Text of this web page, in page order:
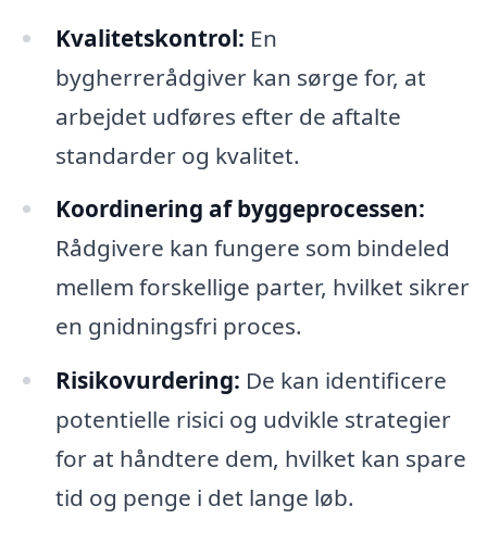
Kvalitetskontrol: En
bygherrerådgiver kan sørge for, at
arbejdet udføres efter de aftalte
standarder og kvalitet.
Koordinering af byggeprocessen:
Rådgivere kan fungere som bindeled
mellem forskellige parter, hvilket sikrer
en gnidningsfri proces.
Risikovurdering: De kan identificere
potentielle risici og udvikle strategier
for at håndtere dem, hvilket kan spare
tid og penge i det lange løb.